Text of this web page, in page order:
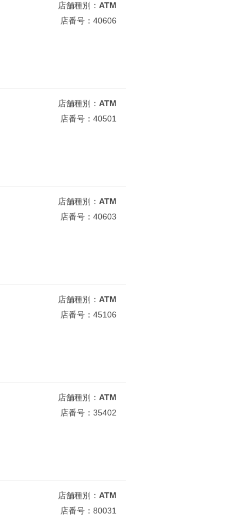
店舗種別： ATM
店番号：40606
店舗種別： ATM
店番号：40501
店舗種別： ATM
店番号：40603
店舗種別： ATM
店番号：45106
店舗種別： ATM
店番号：35402
店舗種別： ATM
店番号：80031